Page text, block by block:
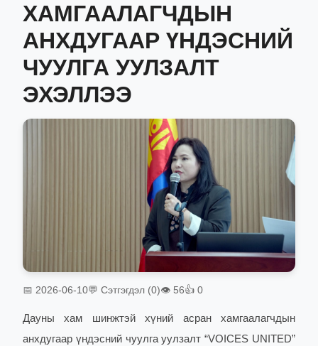
ХАМГААЛАГЧДЫН
АНХДУГААР ҮНДЭСНИЙ
ЧУУЛГА УУЛЗАЛТ
ЭХЭЛЛЭЭ
📅 2026-06-10💬 Сэтгэгдэл (0)👁 56👍 0
Дауны хам шинжтэй хүний асран хамгаалагчдын
анхдугаар үндэсний чуулга уулзалт “VOICES UNITED”